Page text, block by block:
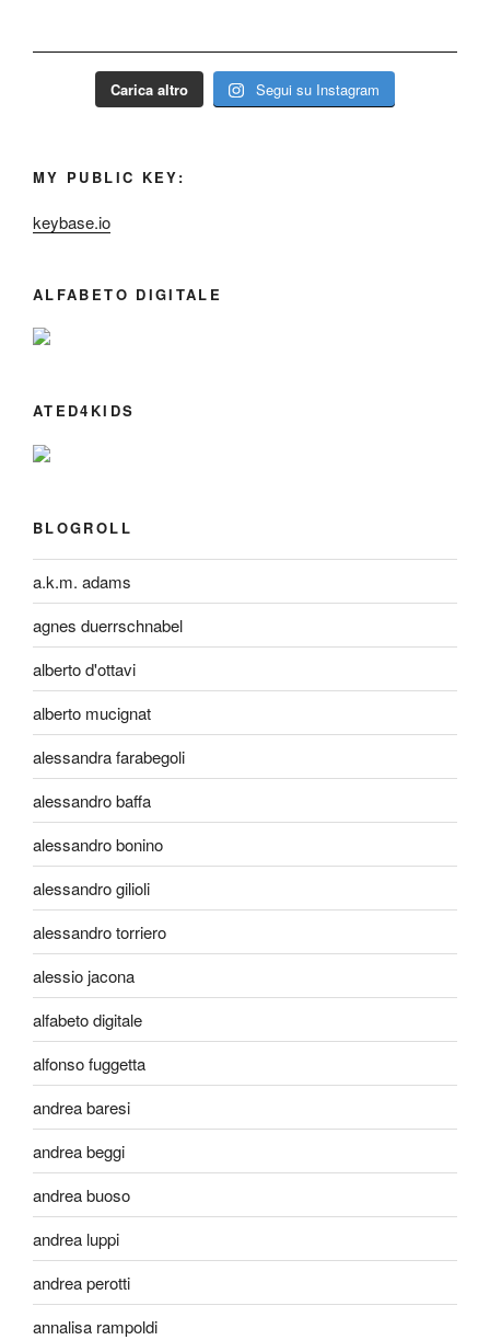
Carica altro Segui su Instagram
MY PUBLIC KEY:
keybase.io
ALFABETO DIGITALE
ATED4KIDS
BLOGROLL
a.k.m. adams
agnes duerrschnabel
alberto d'ottavi
alberto mucignat
alessandra farabegoli
alessandro baffa
alessandro bonino
alessandro gilioli
alessandro torriero
alessio jacona
alfabeto digitale
alfonso fuggetta
andrea baresi
andrea beggi
andrea buoso
andrea luppi
andrea perotti
annalisa rampoldi